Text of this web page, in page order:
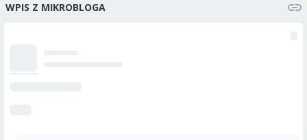
WPIS Z MIKROBLOGA